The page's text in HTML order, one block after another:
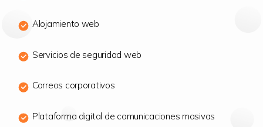
Alojamiento web
Servicios de seguridad web
Correos corporativos
Plataforma digital de comunicaciones masivas